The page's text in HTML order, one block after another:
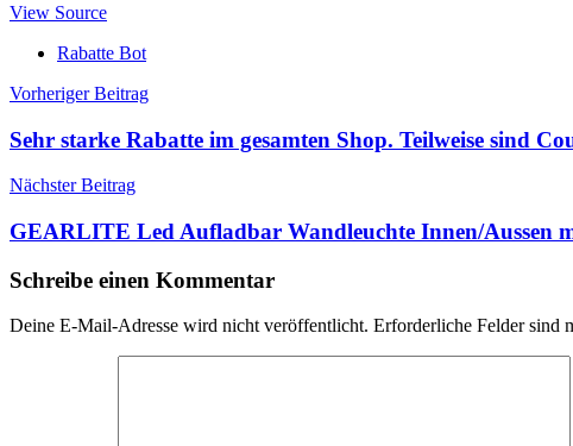
View Source
Rabatte Bot
Beitragsnavigation
Vorheriger Beitrag
Sehr starke Rabatte im gesamten Shop. Teilweise sind
Nächster Beitrag
GEARLITE Led Aufladbar Wandleuchte Innen/Aussen
Schreibe einen Kommentar
Deine E-Mail-Adresse wird nicht veröffentlicht. Erforderliche Felder sind